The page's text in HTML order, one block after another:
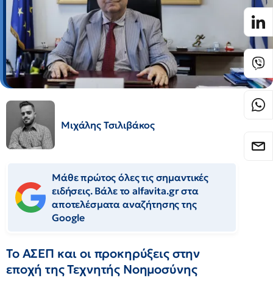
Μιχάλης Τσιλιβάκος
Μάθε πρώτος όλες τις σημαντικές
ειδήσεις. Βάλε το alfavita.gr στα
αποτελέσματα αναζήτησης της
Google
Το ΑΣΕΠ και οι προκηρύξεις στην
εποχή της Τεχνητής Νοημοσύνης